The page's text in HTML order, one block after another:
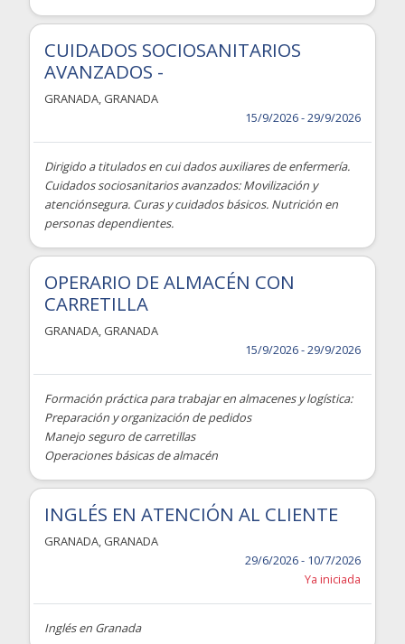
CUIDADOS SOCIOSANITARIOS
AVANZADOS -
GRANADA, GRANADA
15/9/2026 - 29/9/2026
Dirigido a titulados en cui dados auxiliares de enfermería.
Cuidados sociosanitarios avanzados: Movilización y
atenciónsegura. Curas y cuidados básicos. Nutrición en
personas dependientes.
OPERARIO DE ALMACÉN CON
CARRETILLA
GRANADA, GRANADA
15/9/2026 - 29/9/2026
Formación práctica para trabajar en almacenes y logística:
Preparación y organización de pedidos
Manejo seguro de carretillas
Operaciones básicas de almacén
INGLÉS EN ATENCIÓN AL CLIENTE
GRANADA, GRANADA
29/6/2026 - 10/7/2026
Ya iniciada
Inglés en Granada